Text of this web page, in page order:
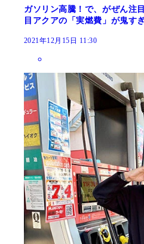
ガソリン高騰！で、がぜん
目アクアの「実燃費」が鬼す
2021年12月15日 11:30